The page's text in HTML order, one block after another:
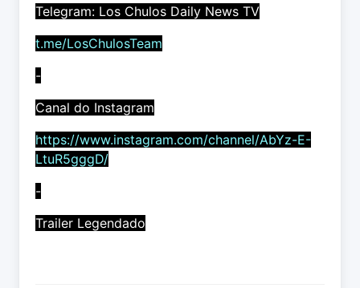
Telegram: Los Chulos Daily News TV
t.me/LosChulosTeam
-
Canal do Instagram
https://www.instagram.com/channel/AbYz-E-
LtuR5gggD/
-
Trailer Legendado